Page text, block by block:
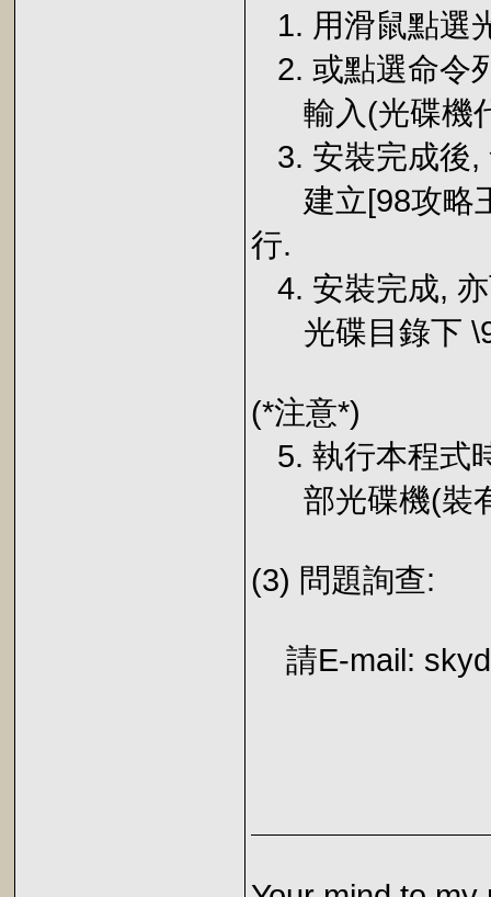
1. 用滑鼠點選
2. 或點選命令
輸入(光碟機
3. 安裝完成後,
建立[98攻略
行.
4. 安裝完成,
光碟目錄下
(*注意*)
5. 執行本程式
部光碟機(裝
(3) 問題詢查:
請E-mail: